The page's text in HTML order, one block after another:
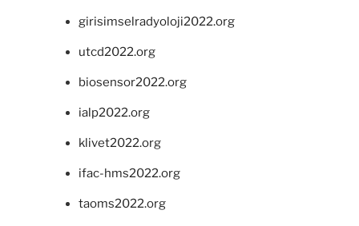
girisimselradyoloji2022.org
utcd2022.org
biosensor2022.org
ialp2022.org
klivet2022.org
ifac-hms2022.org
taoms2022.org